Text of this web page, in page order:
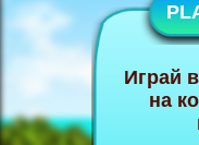
Играй
на